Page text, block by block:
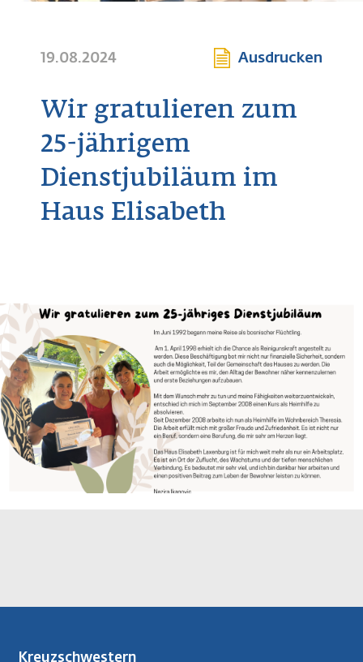
19.08.2024 Ausdrucken
Wir gratulieren zum
25-jährigem
Dienstjubiläum im
Haus Elisabeth
Image
Kreuzschwestern